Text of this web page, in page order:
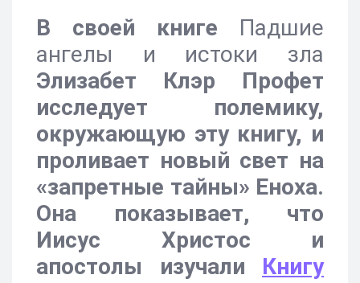
В своей книге Падшие
ангелы и истоки зла
Элизабет Клэр Профет
исследует полемику,
окружающую эту книгу, и
проливает новый свет на
«запретные тайны» Еноха.
Она показывает, что
Иисус Христос и
апостолы изучали Книгу